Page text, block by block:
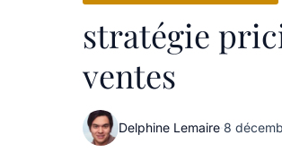
stratégie
ventes
Delphine Lemaire·8